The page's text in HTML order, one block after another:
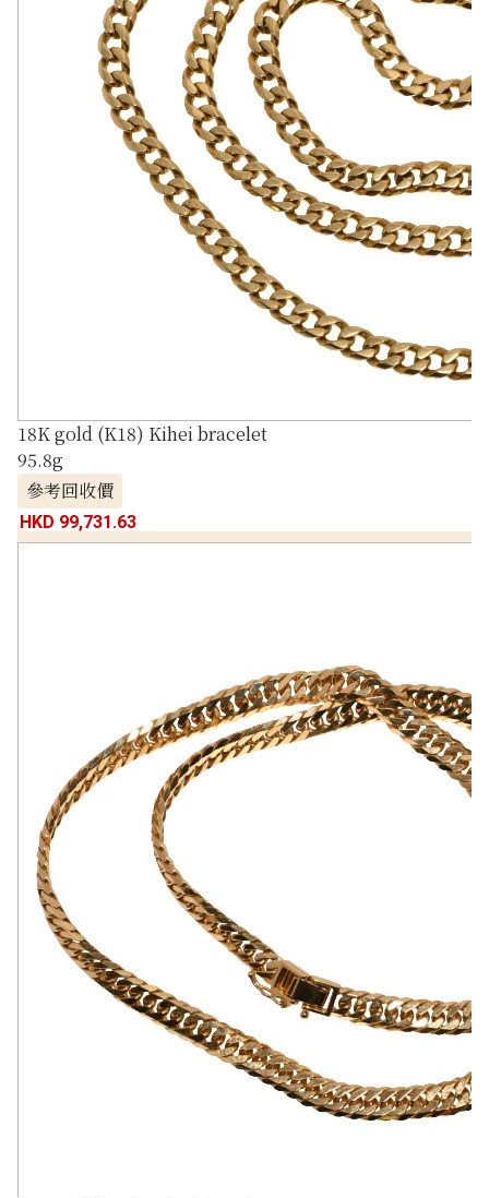
18K gold (K18) Kihei bracelet
95.8g
參考回收價
HKD 99,731.63